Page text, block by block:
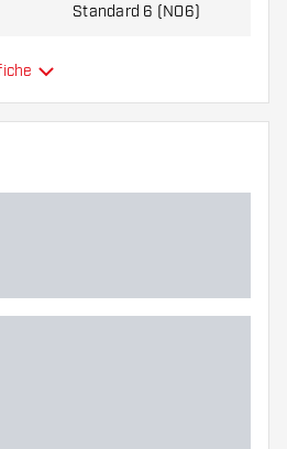
alette per scoprire quale
Standard 6 (NO6)